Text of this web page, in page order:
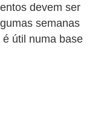
devem ser
semanas
útil numa base